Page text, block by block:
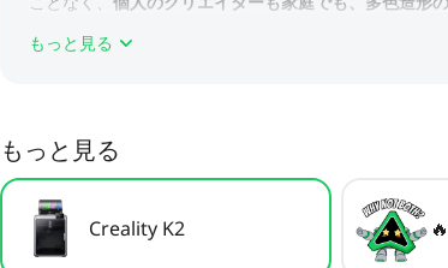
もっと見る
もっと見る
Creality K2